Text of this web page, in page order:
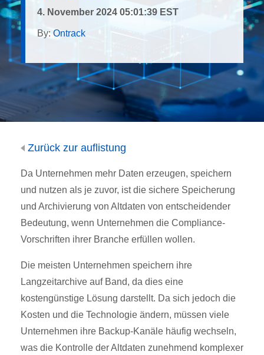
4. November 2024 05:01:39 EST
By: Ontrack
Zurück zur auflistung
Da Unternehmen mehr Daten erzeugen, speichern
und nutzen als je zuvor, ist die sichere Speicherung
und Archivierung von Altdaten von entscheidender
Bedeutung, wenn Unternehmen die Compliance-
Vorschriften ihrer Branche erfüllen wollen.
Die meisten Unternehmen speichern ihre
Langzeitarchive auf Band, da dies eine
kostengünstige Lösung darstellt. Da sich jedoch die
Kosten und die Technologie ändern, müssen viele
Unternehmen ihre Backup-Kanäle häufig wechseln,
was die Kontrolle der Altdaten zunehmend komplexer